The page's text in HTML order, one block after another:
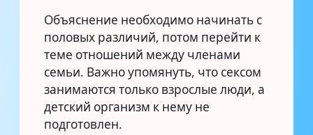
Объяснение необходимо начинать с
половых различий, потом перейти к
теме отношений между членами
семьи. Важно упомянуть, что сексом
занимаются только взрослые люди, а
детский организм к нему не
подготовлен.